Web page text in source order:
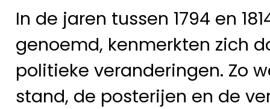
In de jaren tussen 1794 en
genoemd, kenmerkten zich
politieke veranderingen. Zo
stand, de posterijen en de